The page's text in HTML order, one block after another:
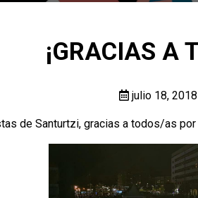
¡GRACIAS A
julio 18, 2018
de Santurtzi, gracias a todos/as